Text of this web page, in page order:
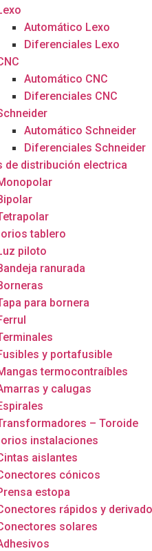
Automático Lexo
Diferenciales Lexo
Automático CNC
Diferenciales CNC
Automático Schneider
Diferenciales Schneider
de distribución electrica
tablero
piloto
ranurada
para bornera
y portafusible
termocontraíbles
y calugas
– Toroide
instalaciones
aislantes
cónicos
estopa
rápidos y
solares